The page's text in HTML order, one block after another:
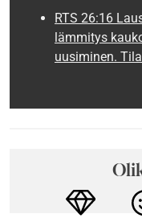
RTS 26:16
lämmitys
uusiminen.